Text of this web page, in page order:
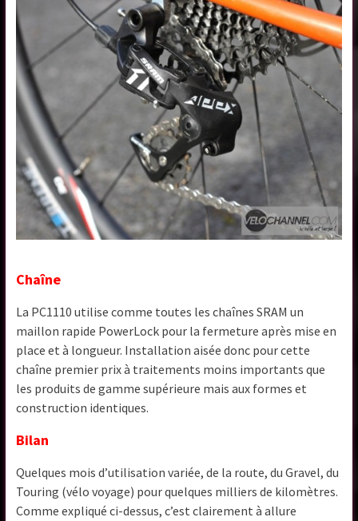
Chaîne
La PC1110 utilise comme toutes les chaînes SRAM un
maillon rapide PowerLock pour la fermeture après mise en
place et à longueur. Installation aisée donc pour cette
chaîne premier prix à traitements moins importants que
les produits de gamme supérieure mais aux formes et
construction identiques.
Bilan
Quelques mois d’utilisation variée, de la route, du Gravel, du
Touring (vélo voyage) pour quelques milliers de kilomètres.
Comme expliqué ci-dessus, c’est clairement à allure